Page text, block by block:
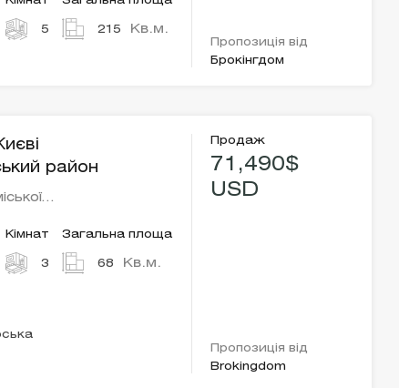
5 215 Кв.м.
Пропозиція від
Брокінгдом
район
Кімнат
3
Загальна площа
68 Кв.м.
Продаж
71,490$
USD
Пропозиція від
Brokingdom